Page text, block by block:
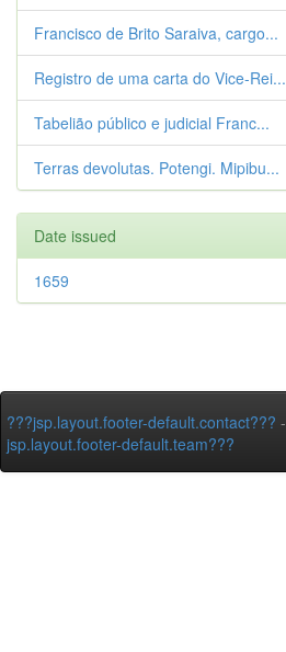
Francisco de Brito Saraiva, cargo...
Registro de uma carta do Vice-Rei...
Tabelião público e judicial Franc...
Terras devolutas. Potengi. Mipibu...
Date issued
1659
???jsp.layout.footer-default.contact??? -
jsp.layout.footer-default.team???